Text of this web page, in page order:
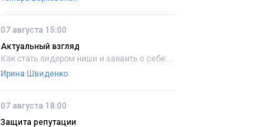
07 августа 15:00
Актуальный взгляд
Как стать лидером ниши и заявить о себе....
Ирина Швиденко
07 августа 18:00
Защита репутации